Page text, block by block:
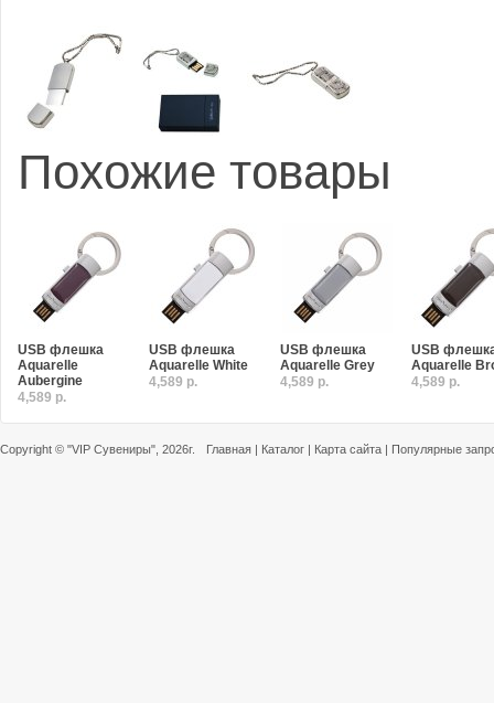
Похожие товары
USB флешка
Aquarelle
Aubergine
4,589 р.
USB флешка
Aquarelle White
4,589 р.
USB флешка
Aquarelle Grey
4,589 р.
USB
Aquarelle
4,589 р.
Copyright © "VIP Сувениры" , 2026г. Главная | Каталог | Карта сайта | Популярные